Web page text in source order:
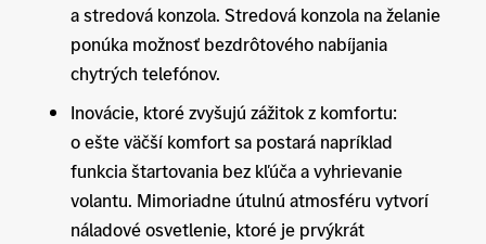
a stredová konzola. Stredová konzola na želanie
ponúka možnosť bezdrôtového nabíjania
chytrých telefónov.
Inovácie, ktoré zvyšujú zážitok z komfortu:
o ešte väčší komfort sa postará napríklad
funkcia štartovania bez kľúča a vyhrievanie
volantu. Mimoriadne útulnú atmosféru vytvorí
náladové osvetlenie, ktoré je prvýkrát